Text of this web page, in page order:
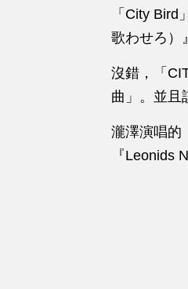
「City
歌わせろ）
沒錯，「
曲」。並且
瀧澤演唱的
『Leonids